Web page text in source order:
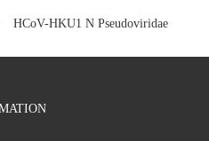
HCoV-HKU1 N Pseudoviridae